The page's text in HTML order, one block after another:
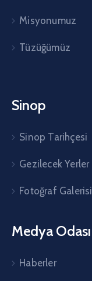
Misyonumuz
Tüzüğümüz
Sinop
Sinop Tarihçesi
Gezilecek Yerler
Fotoğraf Galerisi
Medya Odası
Haberler